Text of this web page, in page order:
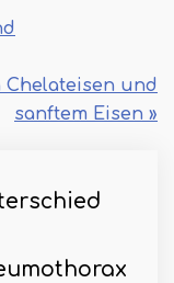
und
sanftem Eisen »